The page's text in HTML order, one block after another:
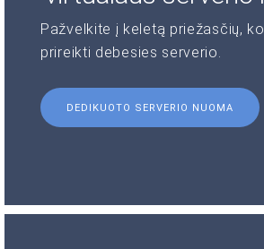
Pažvelkite į keletą priežasčių,
prireikti debesies serverio.
DEDIKUOTO SERVERIO NUOMA